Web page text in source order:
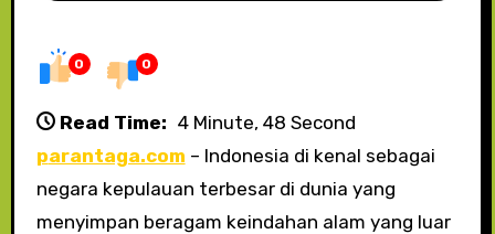
0 0
Read Time: 4 Minute, 48 Second
parantaga.com – Indonesia di kenal sebagai
negara kepulauan terbesar di dunia yang
menyimpan beragam keindahan alam yang luar